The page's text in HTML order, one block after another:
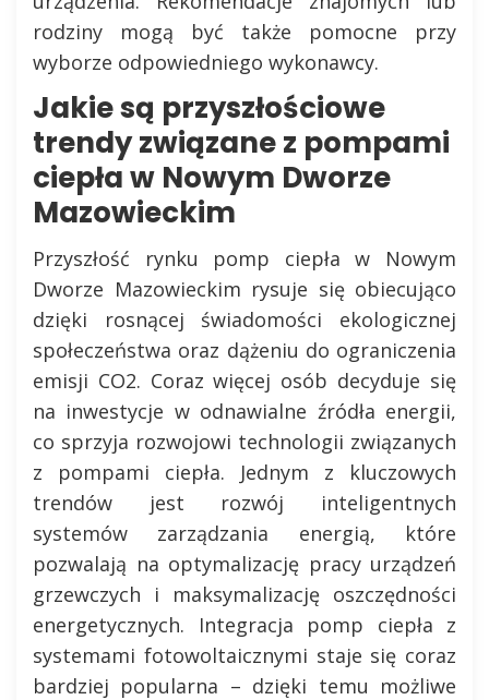
rodziny mogą być także pomocne przy
wyborze odpowiedniego wykonawcy.
Jakie są przyszłościowe
trendy związane z pompami
ciepła w Nowym Dworze
Mazowieckim
Przyszłość rynku pomp ciepła w Nowym
Dworze Mazowieckim rysuje się obiecująco
dzięki rosnącej świadomości ekologicznej
społeczeństwa oraz dążeniu do ograniczenia
emisji CO2. Coraz więcej osób decyduje się
na inwestycje w odnawialne źródła energii,
co sprzyja rozwojowi technologii związanych
z pompami ciepła. Jednym z kluczowych
trendów jest rozwój inteligentnych
systemów zarządzania energią, które
pozwalają na optymalizację pracy urządzeń
grzewczych i maksymalizację oszczędności
energetycznych. Integracja pomp ciepła z
systemami fotowoltaicznymi staje się coraz
bardziej popularna – dzięki temu możliwe